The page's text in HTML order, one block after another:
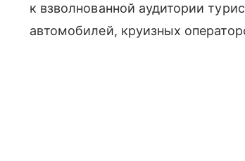
к взволнованной аудитории
автомобилей, круизных